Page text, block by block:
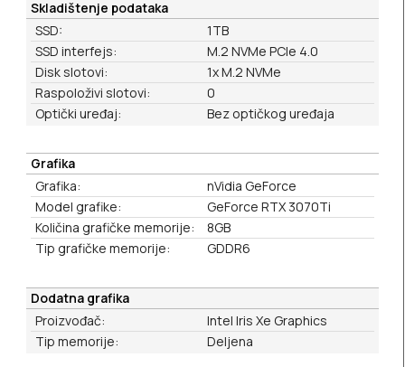
Skladištenje podataka
SSD:
1TB
SSD interfejs:
M.2 NVMe PCIe 4.0
Disk slotovi:
1x M.2 NVMe
Raspoloživi slotovi:
0
Optički uređaj:
Bez optičkog uređaja
Grafika
Grafika:
nVidia GeForce
Model grafike:
GeForce RTX 3070Ti
Količina grafičke memorije:
8GB
Tip grafičke memorije:
GDDR6
Dodatna grafika
Proizvođač:
Intel Iris Xe Graphics
Tip memorije:
Deljena